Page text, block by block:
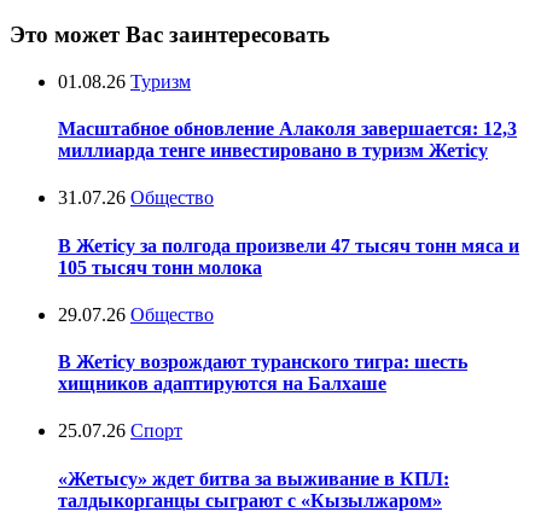
Это может Вас заинтересовать
01.08.26 Туризм
Масштабное обновление Алаколя завершается: 12,3
миллиарда тенге инвестировано в туризм Жетісу
31.07.26 Общество
В Жетісу за полгода произвели 47 тысяч тонн мяса и
105 тысяч тонн молока
29.07.26 Общество
В Жетісу возрождают туранского тигра: шесть
хищников адаптируются на Балхаше
25.07.26 Спорт
«Жетысу» ждет битва за выживание в КПЛ:
талдыкорганцы сыграют с «Кызылжаром»